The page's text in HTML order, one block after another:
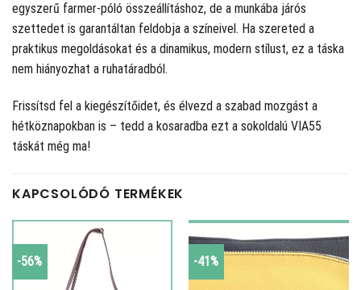
egyszerű farmer-póló összeállításhoz, de a munkába járós
szettedet is garantáltan feldobja a színeivel. Ha szereted a
praktikus megoldásokat és a dinamikus, modern stílust, ez a táska
nem hiányozhat a ruhatáradból.
Frissítsd fel a kiegészítőidet, és élvezd a szabad mozgást a
hétköznapokban is – tedd a kosaradba ezt a sokoldalú VIA55
táskát még ma!
KAPCSOLÓDÓ TERMÉKEK
-56% -41%